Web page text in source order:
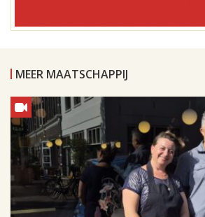
MEER MAATSCHAPPIJ